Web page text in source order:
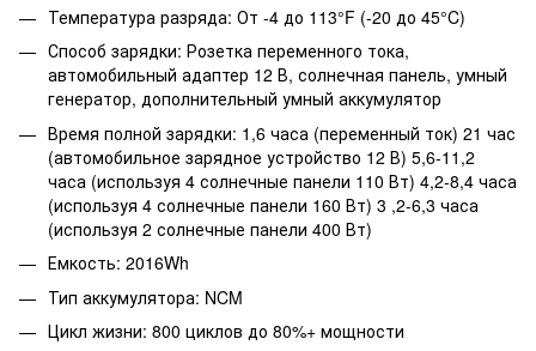
Температура разряда: От -4 до 113°F (-20 до 45°C)
Способ зарядки: Розетка переменного тока,
автомобильный адаптер 12 В, солнечная панель, умный
генератор, дополнительный умный аккумулятор
Время полной зарядки: 1,6 часа (переменный ток) 21 час
(автомобильное зарядное устройство 12 В) 5,6-11,2
часа (используя 4 солнечные панели 110 Вт) 4,2-8,4 часа
(используя 4 солнечные панели 160 Вт) 3 ,2-6,3 часа
(используя 2 солнечные панели 400 Вт)
Емкость: 2016Wh
Тип аккумулятора: NCM
Цикл жизни: 800 циклов до 80%+ мощности